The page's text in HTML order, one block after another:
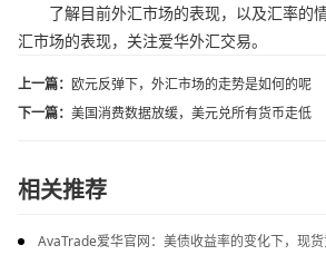
了解目前外汇市场的表现，以及汇率的
汇市场的表现，关注爱华外汇交易。
上一篇： 欧元反弹下，外汇市场的走势是如何的呢
下一篇： 美国消费数据放缓，美元兑所有货币走低
相关推荐
AvaTrade爱华官网：美债收益率的变化下，现